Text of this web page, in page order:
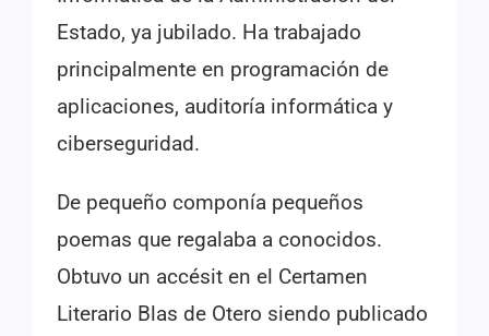
Estado, ya jubilado. Ha trabajado
principalmente en programación de
aplicaciones, auditoría informática y
ciberseguridad.
De pequeño componía pequeños
poemas que regalaba a conocidos.
Obtuvo un accésit en el Certamen
Literario Blas de Otero siendo publicado